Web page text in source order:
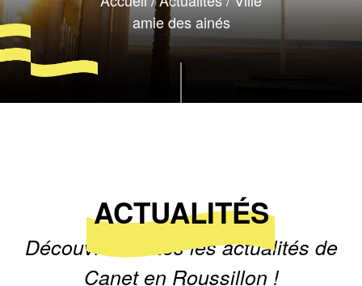
amie des ainés
ACTUALITÉS
Découvrez toutes les actualités de
Canet en Roussillon !